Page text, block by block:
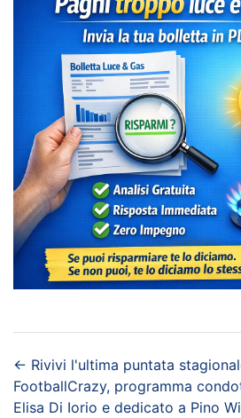
← Rivivi l'ultima puntata
FootballCrazy, programma
Elisa Di Iorio e dedicato a Pino